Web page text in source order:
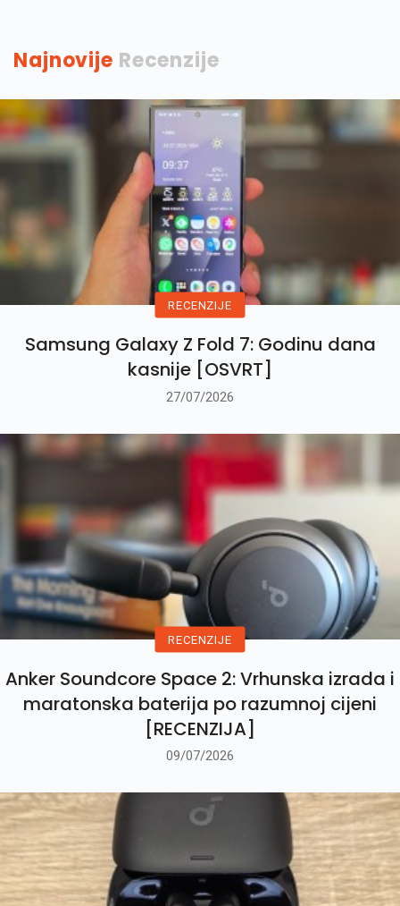
Najnovije Recenzije
RECENZIJE
Samsung Galaxy Z Fold 7: Godinu dana
kasnije [OSVRT]
27/07/2026
RECENZIJE
Anker Soundcore Space 2: Vrhunska izrada i
maratonska baterija po razumnoj cijeni
[RECENZIJA]
09/07/2026